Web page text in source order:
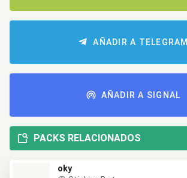
AÑADIR A TELEGRAM
AÑADIR A SIGNAL
PACKS RELACIONADOS
oky